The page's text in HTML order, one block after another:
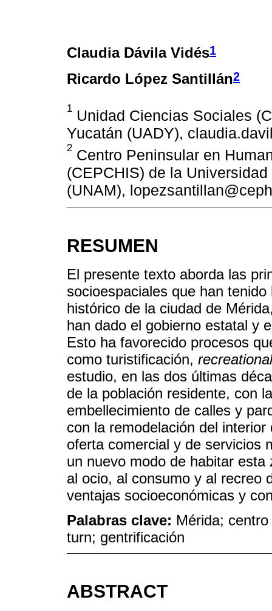
Claudia Dávila Vidés1
Ricardo López Santillán2
1 Unidad Ciencias Sociales
Yucatán (UADY),
2 Centro Peninsular en
(CEPCHIS) de la
(UNAM),
RESUMEN
El presente texto aborda las
socioespaciales que han
histórico de la ciudad de
han dado el gobierno estatal y
Esto ha favorecido procesos
como turistificación,
estudio, en las dos últimas
de la población residente, con
embellecimiento de calles y
con la remodelación del
oferta comercial y de servicios
un nuevo modo de habitar
al ocio, al consumo y al recreo
ventajas socioeconómicas y
Palabras clave: Mérida;
turn; gentrificación
ABSTRACT